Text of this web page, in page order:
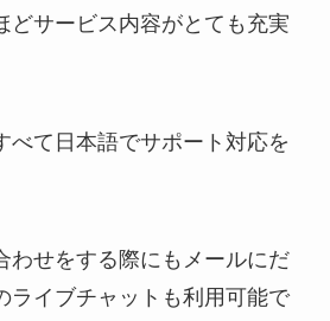
どサービス内容がとても充実
べて日本語でサポート対応を
わせをする際にもメールにだ
ライブチャットも利用可能で